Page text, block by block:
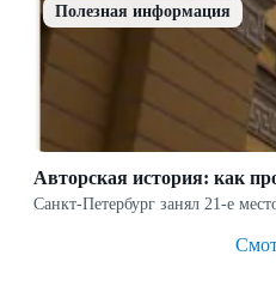
Полезная информация
Авторская история: как
Санкт-Петербург занял 21-е